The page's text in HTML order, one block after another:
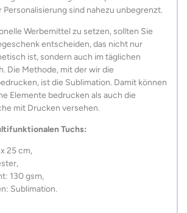
sind nahezu unbegrenzt.
Werbemittel zu setzen, sollten Sie
entscheiden, das nicht nur
ist, sondern auch im täglichen
Die Methode, mit der wir die
ist die Sublimation. Damit können
Elemente bedrucken als auch die
mit Drucken versehen.
Tuchs:
25 cm,
130 gsm,
Sublimation.